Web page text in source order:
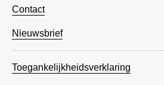
Contact
Nieuwsbrief
Toegankelijkheidsverklaring